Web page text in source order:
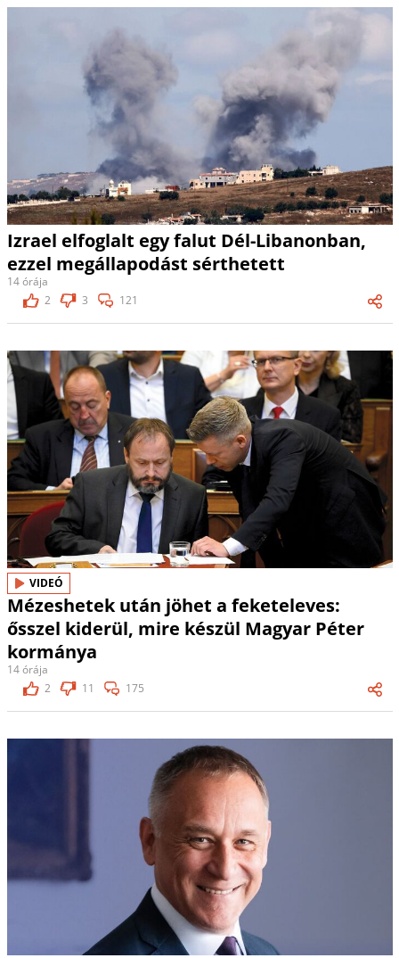
Izrael elfoglalt egy falut Dél-Libanonban,
ezzel megállapodást sérthetett
14 órája
2
3 121
VIDEÓ
Mézeshetek után jöhet a feketeleves:
ősszel kiderül, mire készül Magyar Péter
kormánya
14 órája
2
11 175